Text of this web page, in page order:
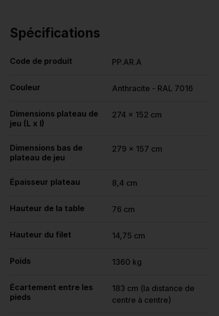
Spécifications
Code de produit PP.AR.A
Couleur Anthracite - RAL 7016
Dimensions plateau de
jeu (L x l)
274 x 152 cm
Dimensions bas de
plateau de jeu
279 x 157 cm
Épaisseur plateau 8,4 cm
Hauteur de la table 76 cm
Hauteur du filet 14,75 cm
Poids 1360 kg
Écartement entre les
pieds
183 cm (la distance de
centre à centre)